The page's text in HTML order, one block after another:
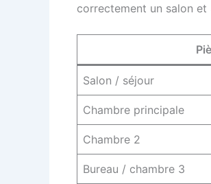
correctement un salon et
Salon / séjour
Chambre principale
Chambre 2
Bureau / chambre 3